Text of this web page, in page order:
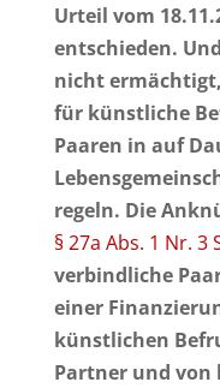
Urteil vom
entschieden.
nicht
für künstliche
Paaren in auf
regeln. Die
§ 27a Abs. 1 Nr. 3
verbindliche
einer
künstlichen
Partner und von